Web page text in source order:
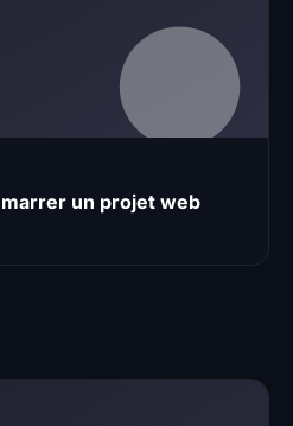
un projet web